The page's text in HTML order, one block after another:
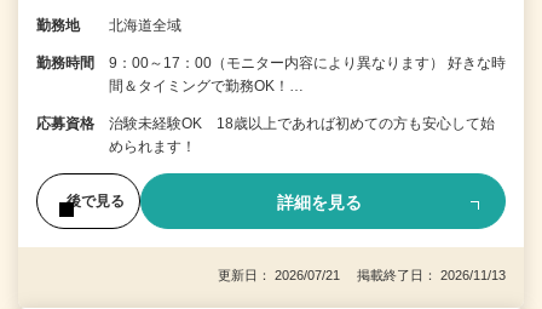
勤務地 北海道全域
勤務時間
9：00～17：00（モニター内容により異なります） 好きな時
間＆タイミングで勤務OK！…
応募資格
治験未経験OK 18歳以上であれば初めての方も安心して始
められます！
後で見る 詳細を見る
更新日： 2026/07/21 掲載終了日： 2026/11/13